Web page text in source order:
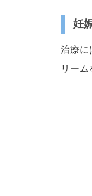
妊
治療に
リー